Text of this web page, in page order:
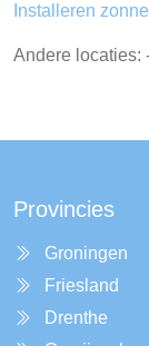
Installeren
Andere locaties:
Provincies
Groningen
Friesland
Drenthe